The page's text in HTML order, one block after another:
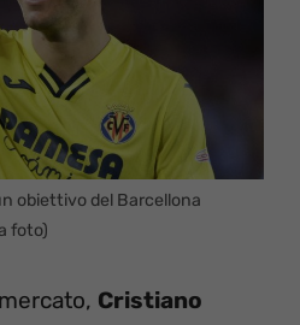
obiettivo del Barcellona
foto)
Cristiano